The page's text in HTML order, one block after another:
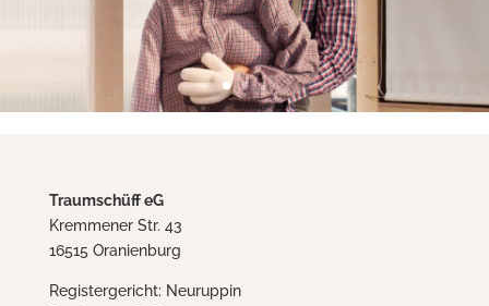
Traumschüff eG
Kremmener Str. 43
16515 Oranienburg
Registergericht: Neuruppin